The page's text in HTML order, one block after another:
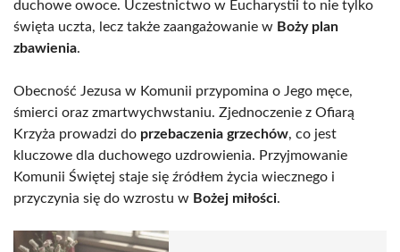
duchowe owoce. Uczestnictwo w Eucharystii to nie tylko
święta uczta, lecz także zaangażowanie w Boży plan
zbawienia.
Obecność Jezusa w Komunii przypomina o Jego męce,
śmierci oraz zmartwychwstaniu. Zjednoczenie z Ofiarą
Krzyża prowadzi do przebaczenia grzechów, co jest
kluczowe dla duchowego uzdrowienia. Przyjmowanie
Komunii Świętej staje się źródłem życia wiecznego i
przyczynia się do wzrostu w Bożej miłości.